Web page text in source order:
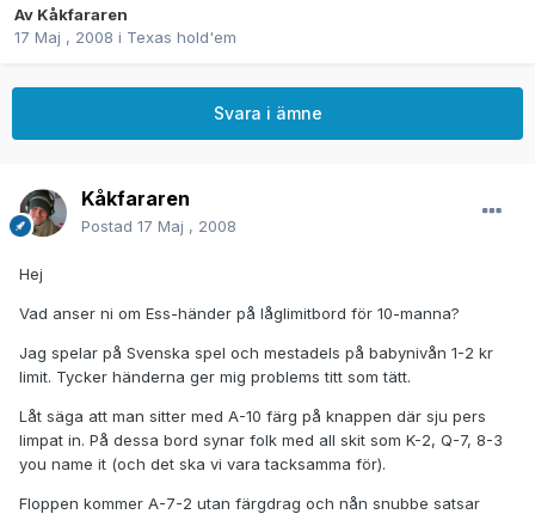
Av Kåkfararen
17 Maj , 2008 i Texas hold'em
Svara i ämne
Kåkfararen
Postad 17 Maj , 2008
Hej
Vad anser ni om Ess-händer på låglimitbord för 10-manna?
Jag spelar på Svenska spel och mestadels på babynivån 1-2 kr
limit. Tycker händerna ger mig problems titt som tätt.
Låt säga att man sitter med A-10 färg på knappen där sju pers
limpat in. På dessa bord synar folk med all skit som K-2, Q-7, 8-3
you name it (och det ska vi vara tacksamma för).
Floppen kommer A-7-2 utan färgdrag och nån snubbe satsar